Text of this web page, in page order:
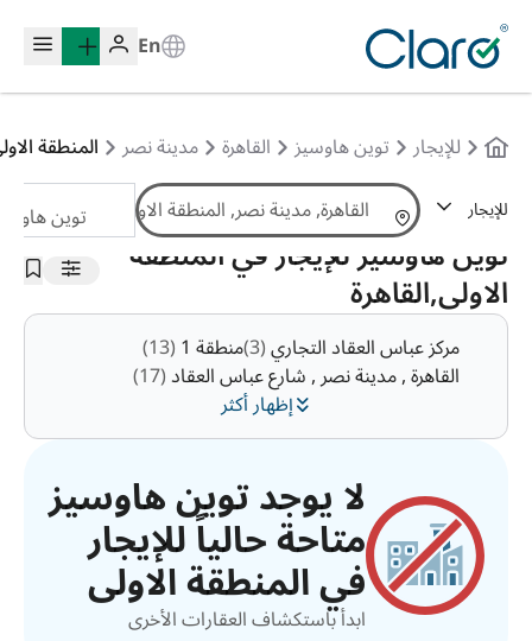
En
للإيجار توين هاوسيز القاهرة مدينة نصر المنطقة
للإيجار توين
توين هاوسيز للإيجار في المنطقة
الاولى,القاهرة
الترتيب: تلقائي
إظهار أكثر
مركز عباس العقاد التجاري(3) منطقة 1 (13)
القاهرة , مدينة نصر , شارع عباس العقاد(17)
لا يوجد توين هاوسيز
متاحة حالياً للإيجار
في المنطقة الاولى
ابدأ باستكشاف العقارات الأخرى